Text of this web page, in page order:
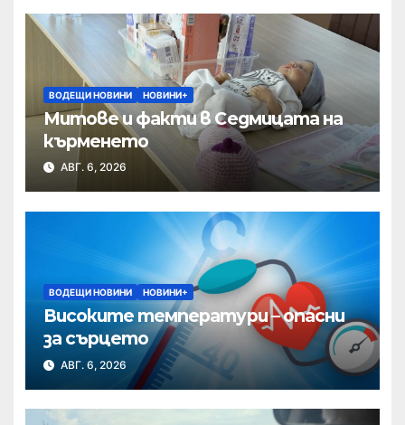
ВОДЕЩИ НОВИНИ НОВИНИ+
Митове и факти в Седмицата на
кърменето
АВГ. 6, 2026
ВОДЕЩИ НОВИНИ НОВИНИ+
Високите температури – опасни
за сърцето
АВГ. 6, 2026